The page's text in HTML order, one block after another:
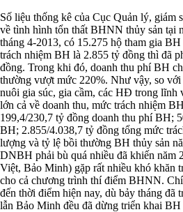
Số liệu thống kê của Cục Quản lý, giám
về tình hình tổn thất BHNN thủy sản tại
tháng 4-2013, có 15.275 hộ tham gia
trách nhiệm BH là 2.855 tỷ đồng thì đã
đồng. Trong khi đó, doanh thu phí BH
thường vượt mức 220%. Như vậy, so
nuôi gia súc, gia cầm, các HĐ trong lĩnh
lớn cả về doanh thu, mức trách nhiệm
199,4/230,7 tỷ đồng doanh thu phí BH;
BH; 2.855/4.038,7 tỷ đồng tổng mức
lượng và tỷ lệ bồi thường BH thủy sản
DNBH phải bù quá nhiều đã khiến năm
Việt, Bảo Minh) gặp rất nhiều khó khăn
cho cả chương trình thí điểm BHNN.
đến thời điểm hiện nay, dù bảy tháng đã
lẫn Bảo Minh đều đã dừng triển khai BH